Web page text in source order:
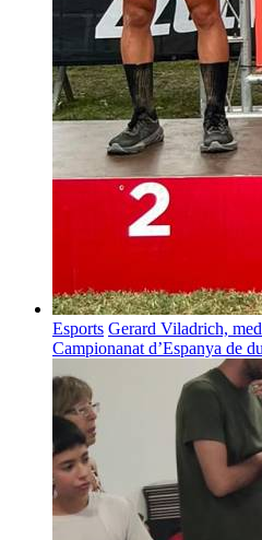
Esports Gerard Viladrich,
Campionanat d’Espanya de